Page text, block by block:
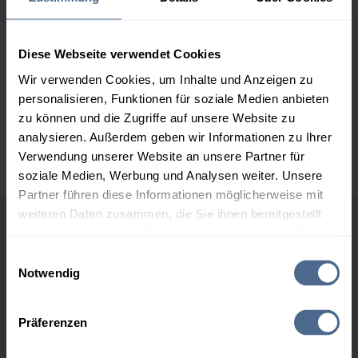
Diese Webseite verwendet Cookies
Wir verwenden Cookies, um Inhalte und Anzeigen zu
personalisieren, Funktionen für soziale Medien anbieten
zu können und die Zugriffe auf unsere Website zu
analysieren. Außerdem geben wir Informationen zu Ihrer
Verwendung unserer Website an unsere Partner für
soziale Medien, Werbung und Analysen weiter. Unsere
Partner führen diese Informationen möglicherweise mit
weiteren Daten zusammen, die Sie ihnen bereitgestellt
Notwendig
Präferenzen
5.000 Liter
174,22 €
174,22 €
0,00 €
Preise für Heizöl in Standardqualität nach Ö-Norm C 1109 in € / 100
Liter inkl. MwSt. und Lieferung bei einer Lieferstelle.
Heizölpreis-Höchstwerte